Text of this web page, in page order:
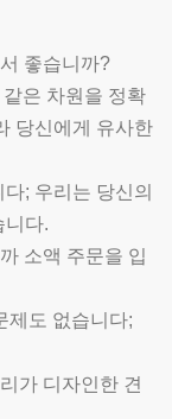
좋습니까?
은 차원을 정확
당신에게 유사한
; 우리는 당신의
니다.
소액 주문을 입
제도 없습니다;
가 디자인한 견